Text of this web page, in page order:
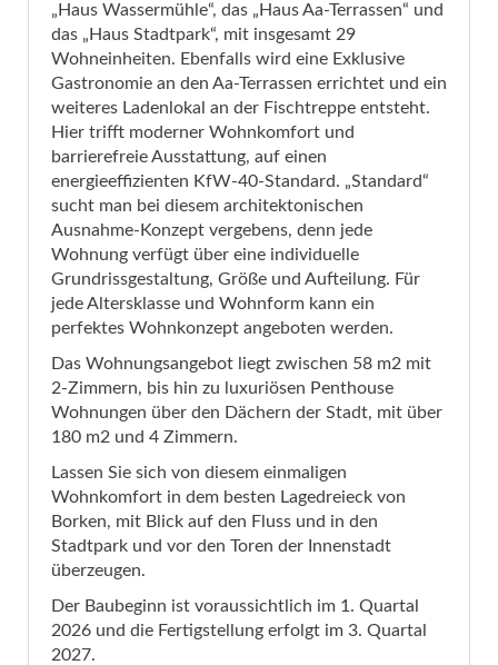
„Haus Wassermühle“, das „Haus Aa-Terrassen“ und
das „Haus Stadtpark“, mit insgesamt 29
Wohneinheiten. Ebenfalls wird eine Exklusive
Gastronomie an den Aa-Terrassen errichtet und ein
weiteres Ladenlokal an der Fischtreppe entsteht.
Hier trifft moderner Wohnkomfort und
barrierefreie Ausstattung, auf einen
energieeffizienten KfW-40-Standard. „Standard“
sucht man bei diesem architektonischen
Ausnahme-Konzept vergebens, denn jede
Wohnung verfügt über eine individuelle
Grundrissgestaltung, Größe und Aufteilung. Für
jede Altersklasse und Wohnform kann ein
perfektes Wohnkonzept angeboten werden.
Das Wohnungsangebot liegt zwischen 58 m2 mit
2-Zimmern, bis hin zu luxuriösen Penthouse
Wohnungen über den Dächern der Stadt, mit über
180 m2 und 4 Zimmern.
Lassen Sie sich von diesem einmaligen
Wohnkomfort in dem besten Lagedreieck von
Borken, mit Blick auf den Fluss und in den
Stadtpark und vor den Toren der Innenstadt
überzeugen.
Der Baubeginn ist voraussichtlich im 1. Quartal
2026 und die Fertigstellung erfolgt im 3. Quartal
2027.